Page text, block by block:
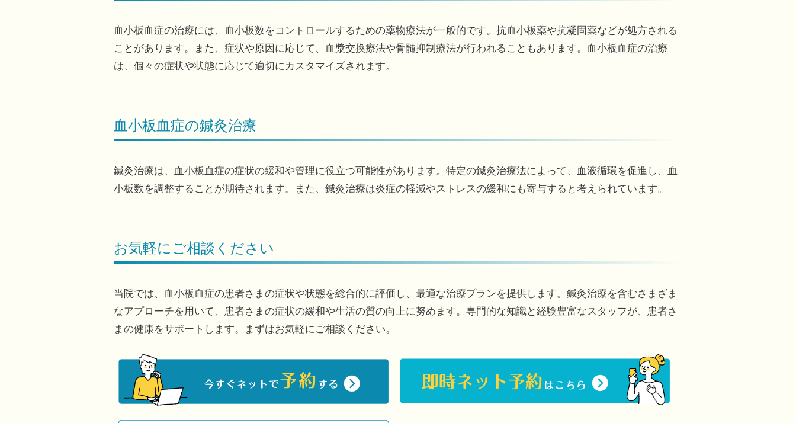
血小板血症の治療には、血小板数をコントロールするための薬物療法が一般的です。抗血小板薬や抗凝固薬などが処方される
ことがあります。また、症状や原因に応じて、血漿交換療法や骨髄抑制療法が行われることもあります。血小板血症の治療
は、個々の症状や状態に応じて適切にカスタマイズされます。
血小板血症の鍼灸治療
鍼灸治療は、血小板血症の症状の緩和や管理に役立つ可能性があります。特定の鍼灸治療法によって、血液循環を促進し、血
小板数を調整することが期待されます。また、鍼灸治療は炎症の軽減やストレスの緩和にも寄与すると考えられています。
お気軽にご相談ください
当院では、血小板血症の患者さまの症状や状態を総合的に評価し、最適な治療プランを提供します。鍼灸治療を含むさまざま
なアプローチを用いて、患者さまの症状の緩和や生活の質の向上に努めます。専門的な知識と経験豊富なスタッフが、患者さ
まの健康をサポートします。まずはお気軽にご相談ください。